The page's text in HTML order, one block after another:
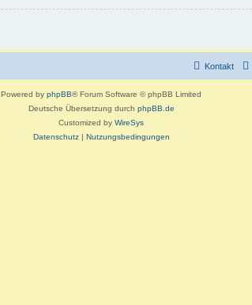
Kontakt
Powered by phpBB® Forum Software © phpBB Limited
Deutsche Übersetzung durch phpBB.de
Customized by WireSys
Datenschutz| Nutzungsbedingungen